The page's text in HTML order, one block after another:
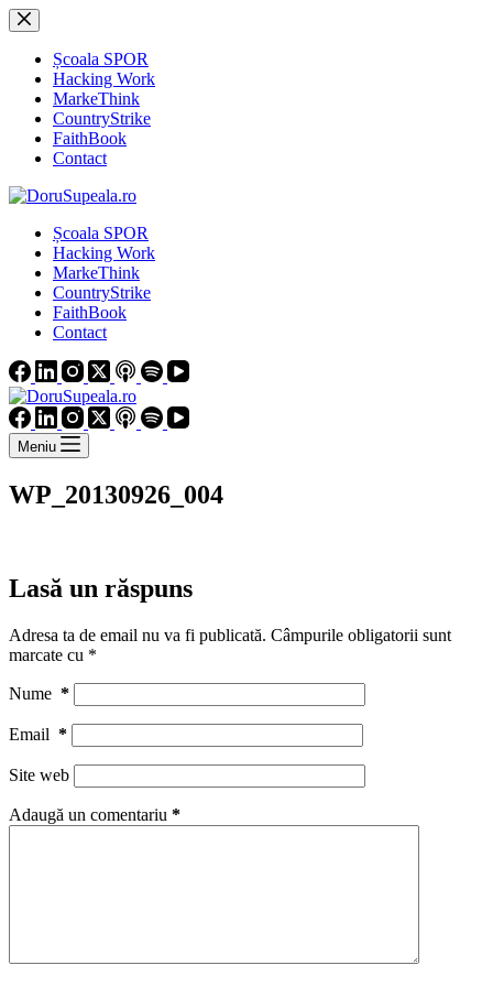
Sari
la
conținutȘcoala SPOR
Hacking Work
MarkeThink
CountryStrike
FaithBook
Contact
Școala SPOR
Hacking Work
MarkeThink
CountryStrike
FaithBook
Contact
Meniu
WP_20130926_004
Lasă un răspuns
Adresa ta de email nu va fi publicată. Câmpurile obligatorii sunt
marcate cu *
Nume *
Email *
Site web
Adaugă un comentariu *